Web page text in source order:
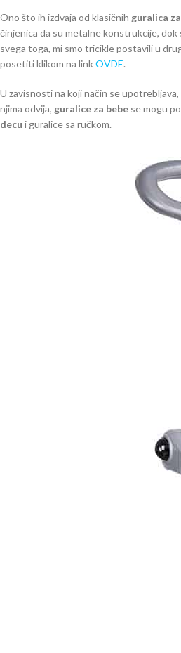
Ono što ih izdvaja od klasičnih guralica
činjenica da su metalne konstrukcije,
svega toga, mi smo tricikle postavili u
posetiti klikom na linkOVDE.
U zavisnosti na koji način se
njima odvija, guralice za bebe se mogu
decu i guralice sa ručkom.